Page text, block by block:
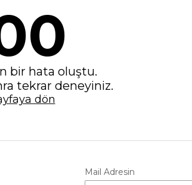
bir hata oluştu.
tekrar deneyiniz.
dön
Mail Adresin